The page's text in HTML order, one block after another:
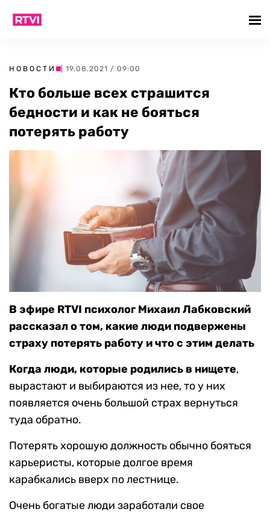
НОВОСТИ | 19.08.2021 / 09:00
Кто больше всех страшится
бедности и как не бояться
потерять работу
В эфире RTVI психолог Михаил Лабковский
рассказал о том, какие люди подвержены
страху потерять работу и что с этим делать
Когда люди, которые родились в нищете,
вырастают и выбираются из нее, то у них
появляется очень большой страх вернуться
туда обратно.
Потерять хорошую должность обычно бояться
карьеристы, которые долгое время
карабкались вверх по лестнице.
Очень богатые люди заработали свое